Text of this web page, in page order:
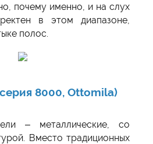
почему именно, и на слух
в этом диапазоне,
полос.
8000, Ottomila)
– металлические, со
Вместо традиционных